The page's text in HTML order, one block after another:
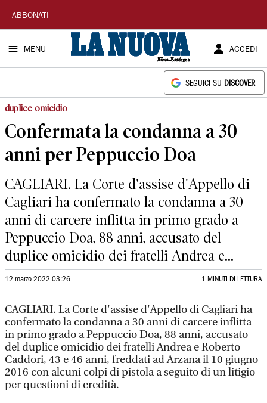
La
Nuova
Sardegna
ABBONATI
MENU ACCEDI
SEGUICI SU DISCOVER
duplice omicidio
Confermata la condanna a 30
anni per Peppuccio Doa
CAGLIARI. La Corte d'assise d'Appello di
Cagliari ha confermato la condanna a 30
anni di carcere inflitta in primo grado a
Peppuccio Doa, 88 anni, accusato del
duplice omicidio dei fratelli Andrea e...
12 marzo 2022 03:26 1 MINUTI DI LETTURA
CAGLIARI. La Corte d'assise d'Appello di Cagliari ha
confermato la condanna a 30 anni di carcere inflitta
in primo grado a Peppuccio Doa, 88 anni, accusato
del duplice omicidio dei fratelli Andrea e Roberto
Caddori, 43 e 46 anni, freddati ad Arzana il 10 giugno
2016 con alcuni colpi di pistola a seguito di un litigio
per questioni di eredità.